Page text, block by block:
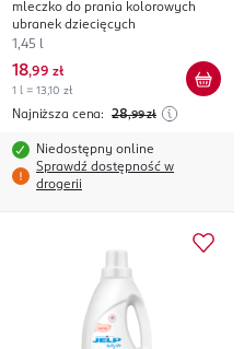
mleczko do prania kolorowych
ubranek dziecięcych
1,45 l
18,99 zł
1 l = 13,10 zł
Najniższa cena: 28,99 zł
Niedostępny online
Sprawdź dostępność w
drogerii